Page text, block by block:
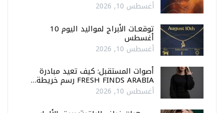
أغسطس 10, 2026
توقعـات الأبراج لمواليد اليوم 10
أغسطس
أغسطس 10, 2026
أصوات المستقبل: كيف تعيد مبادرة
FRESH FINDS ARABIA رسم خريطة…
أغسطس 10, 2026